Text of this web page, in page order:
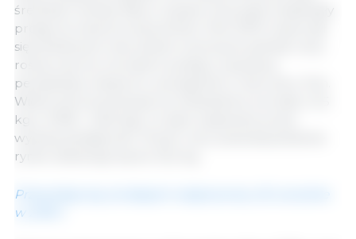
średniej 5-letniej. Nieco wyższe ceny pasz zwiększyły
presję na marże producentów. Rok 2019 rozpoczął
się podobnymi warunkami cenowymi, jednak ceny
rosną wraz ze wzrostem podaży i poprawą
perspektyw eksportu, szczególnie w kierunku Chin.
Widoczna konsumpcja na mieszkańca wzrosła o 0,5
kg w 2018 r. (32,6 kg), co było wspierane przez
wysoką dostępność. W tym roku prawdopodobnie
rynek zbilansuje się do 32,2 kg.
Przewiduje się, że eksport wieprzowiny UE wzrośnie
w 2019 r.